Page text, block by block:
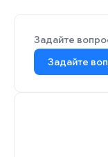
Задайте
Задайте